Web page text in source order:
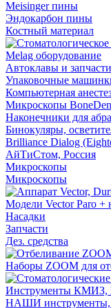
Meisinger пины
Эндокарбон пины
Костный материал
Melag оборудование
Автоклавы и
Упаковочные
Компьютерная
Микроскопы
Наконечники для
Бинокуляры,
Brilliance Dialog
АйТиСтом, Россия
Микроскопы
Микроскопы
Модели Vector Paro +
Насадки
Запчасти
Дез. средства
Наборы ZOOM для
Инструменты КМИЗ,
НАШИ инструменты,